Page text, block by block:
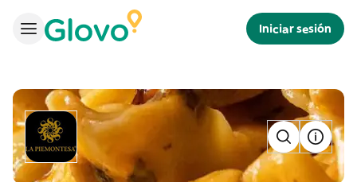
Iniciar sesión